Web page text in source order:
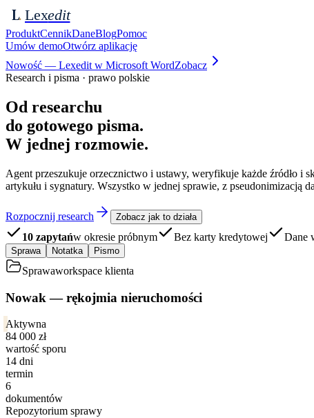
L Lexedit
ProduktCennikDaneBlogPomoc
Umów demoOtwórz aplikację
Nowość — Lexedit w Microsoft WordZobacz
Research i pisma · prawo polskie
Od researchu
do gotowego pisma.
W jednej rozmowie.
Agent przeszukuje orzecznictwo i ustawy, weryfikuje każde źródło i
artykułu i sygnatury. Wszystko w jednej sprawie, z pseudonimizacją
Rozpocznij research Zobacz jak to działa
10 zapytańw okresie próbnym Bez karty kredytowej Dane
Sprawa Notatka Pismo
Sprawaworkspace klienta
Nowak — rękojmia nieruchomości
Aktywna
84 000 zł
wartość sporu
14 dni
termin
6
dokumentów
Repozytorium sprawy